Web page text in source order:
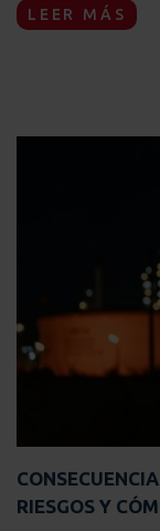
LEER MÁS
RIESGOS Y